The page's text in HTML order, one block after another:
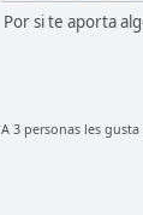
Por si te aporta
A 3 personas les gusta